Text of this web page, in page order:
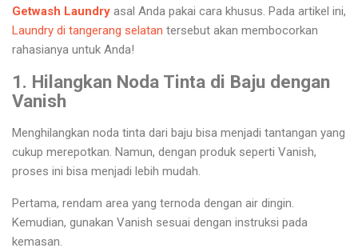
Getwash Laundry asal Anda pakai cara khusus. Pada artikel ini,
Laundry di tangerang selatan tersebut akan membocorkan
rahasianya untuk Anda!
1. Hilangkan Noda Tinta di Baju dengan
Vanish
Menghilangkan noda tinta dari baju bisa menjadi tantangan yang
cukup merepotkan. Namun, dengan produk seperti Vanish,
proses ini bisa menjadi lebih mudah.
Pertama, rendam area yang ternoda dengan air dingin.
Kemudian, gunakan Vanish sesuai dengan instruksi pada
kemasan.